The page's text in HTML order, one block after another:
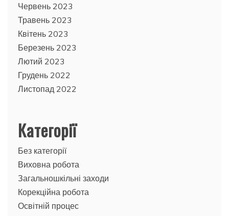
Червень 2023
Травень 2023
Квітень 2023
Березень 2023
Лютий 2023
Грудень 2022
Листопад 2022
Категорії
Без категорії
Виховна робота
Загальношкільні заходи
Корекційна робота
Освітній процес